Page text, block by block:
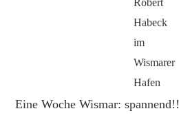
Robert
Habeck
im
Wismarer
Hafen
Eine Woche Wismar: spannend!!